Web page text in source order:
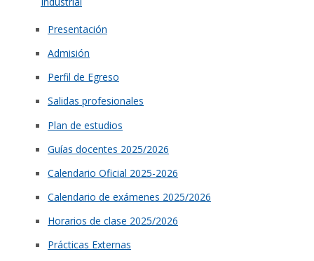
Presentación
Admisión
Perfil de Egreso
Salidas profesionales
Plan de estudios
Guías docentes 2025/2026
Calendario Oficial 2025-2026
Calendario de exámenes 2025/2026
Horarios de clase 2025/2026
Prácticas Externas